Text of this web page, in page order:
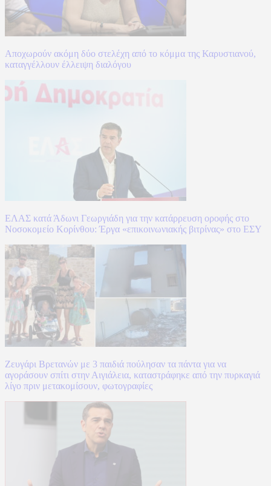
Αποχωρούν ακόμη δύο στελέχη από το κόμμα της Καρυστιανού,
καταγγέλλουν έλλειψη διαλόγου
ΕΛΑΣ κατά Άδωνι Γεωργιάδη για την κατάρρευση οροφής στο
Νοσοκομείο Κορίνθου: Έργα «επικοινωνιακής βιτρίνας» στο ΕΣΥ
Ζευγάρι Βρετανών με 3 παιδιά πούλησαν τα πάντα για να
αγοράσουν σπίτι στην Αιγιάλεια, καταστράφηκε από την πυρκαγιά
λίγο πριν μετακομίσουν, φωτογραφίες